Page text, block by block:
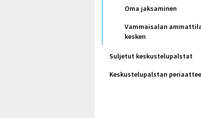
Oma jaksaminen
Vammaisalan
kesken
Suljetut keskustelupalstat
Keskustelupalstan